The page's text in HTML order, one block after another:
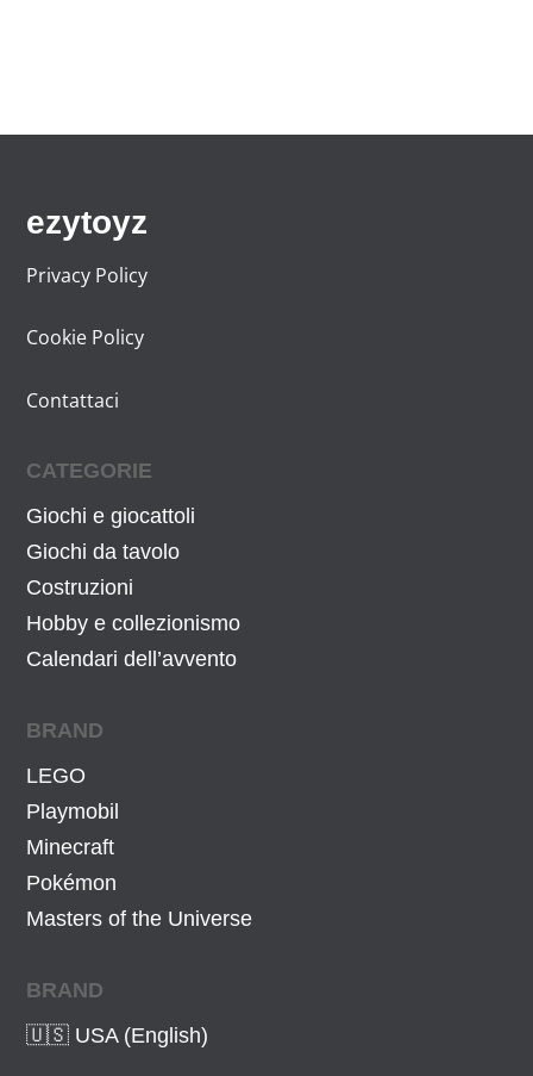
ezytoyz
Privacy Policy
Cookie Policy
Contattaci
CATEGORIE
Giochi e giocattoli
Giochi da tavolo
Costruzioni
Hobby e collezionismo
Calendari dell’avvento
BRAND
LEGO
Playmobil
Minecraft
Pokémon
Masters of the Universe
BRAND
🇺🇸 USA (English)